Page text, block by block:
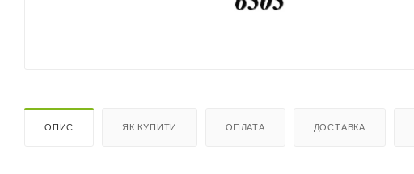
ОПИС ЯК КУПИТИ ОПЛАТА ДОСТАВКА